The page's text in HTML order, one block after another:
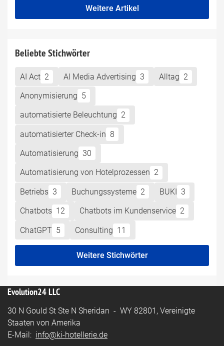
Weitere Artikel
Beliebte Stichwörter
AI Act 2 AI Media Advertising 3 Alltag 2
Anonymisierung 5
automatisierte Beleuchtung 2
automatisierter Check-in 8
Automatisierung 30
Automatisierung von Hotelprozessen 2
Betriebs 3 Buchungssysteme 2 BUKI 3
Chatbots 12 Chatbots im Kundenservice 2
ChatGPT 5 Consulting 11
Weitere Stichwörter
Evolution24 LLC
30 N Gould St Ste N Sheridan - WY 82801, Vereinigte
Staaten von Amerika
E-Mail: info@ki-hotellerie.de